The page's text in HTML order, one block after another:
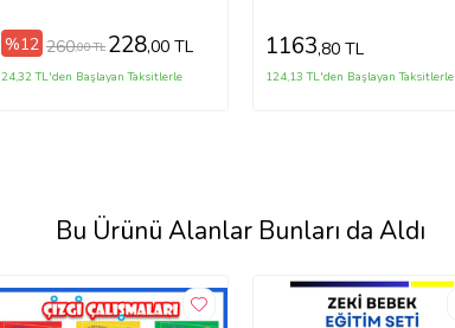
%12 260,00 TL 228,00 TL
24,32 TL'den Başlayan Taksitlerle
1163,80 TL
124,13 TL'den Başlayan Taksitlerle
Bu Ürünü Alanlar Bunları da Aldı